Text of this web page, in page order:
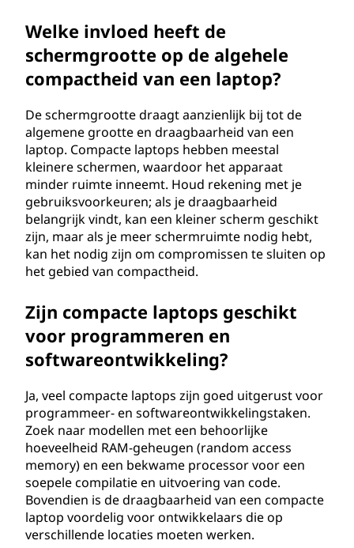
Welke invloed heeft de
schermgrootte op de algehele
compactheid van een laptop?
De schermgrootte draagt aanzienlijk bij tot de
algemene grootte en draagbaarheid van een
laptop. Compacte laptops hebben meestal
kleinere schermen, waardoor het apparaat
minder ruimte inneemt. Houd rekening met je
gebruiksvoorkeuren; als je draagbaarheid
belangrijk vindt, kan een kleiner scherm geschikt
zijn, maar als je meer schermruimte nodig hebt,
kan het nodig zijn om compromissen te sluiten op
het gebied van compactheid.
Zijn compacte laptops geschikt
voor programmeren en
softwareontwikkeling?
Ja, veel compacte laptops zijn goed uitgerust voor
programmeer- en softwareontwikkelingstaken.
Zoek naar modellen met een behoorlijke
hoeveelheid RAM-geheugen (random access
memory) en een bekwame processor voor een
soepele compilatie en uitvoering van code.
Bovendien is de draagbaarheid van een compacte
laptop voordelig voor ontwikkelaars die op
verschillende locaties moeten werken.